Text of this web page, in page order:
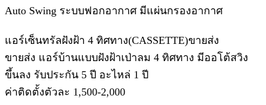
Auto Swing ระบบฟอกอากาศ มีแผ่นกรองอากาศ
แอร์เซ็นทรัลฝังฝ้า 4 ทิศทาง(CASSETTE)ขายส่ง
ขายส่ง แอร์บ้านแบบฝังฝ้าเป่าลม 4 ทิศทาง มีออโต้สวิง
ขึ้นลง รับประกัน 5 ปี อะไหล่ 1 ปี
ค่าติดตั้งตัวละ 1,500-2,000